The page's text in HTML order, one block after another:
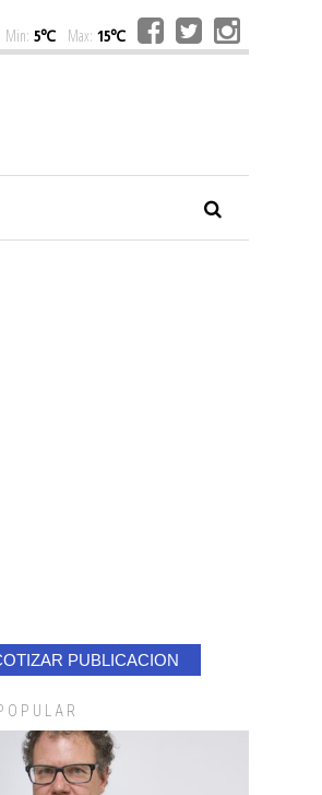
Min: 5℃ Max: 15℃
PUBLICACION